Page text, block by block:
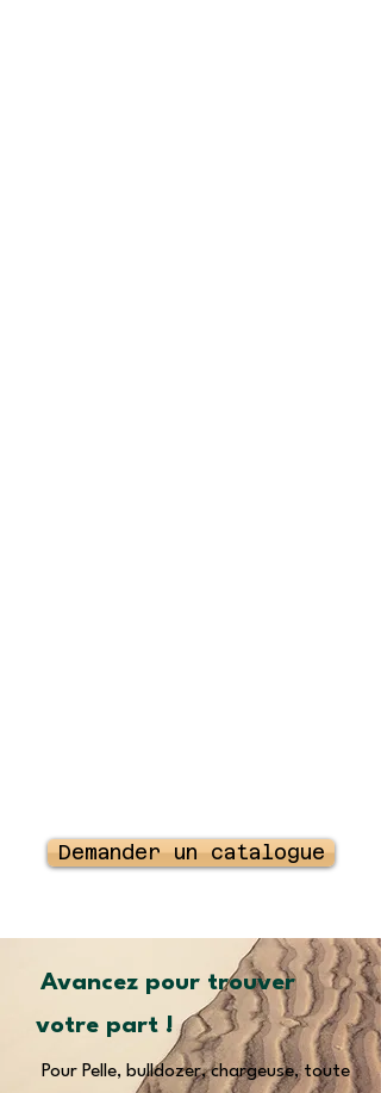
Demander un catalogue
Avancez pour trouver
votre part !
Pour Pelle, bulldozer, chargeuse, toute